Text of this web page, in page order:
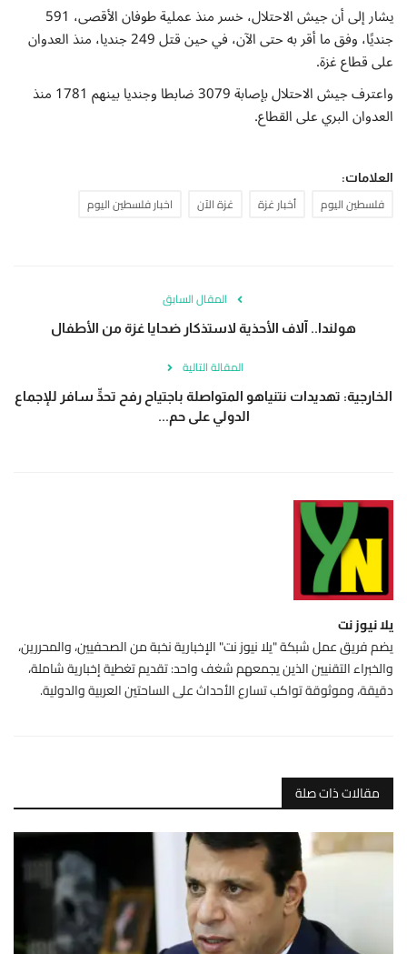
يشار إلى أن جيش الاحتلال، خسر منذ عملية طوفان الأقصى، 591
جنديًا، وفق ما أقر به حتى الآن، في حين قتل 249 جنديا، منذ العدوان
على قطاع غزة.
واعترف جيش الاحتلال بإصابة 3079 ضابطا وجنديا بينهم 1781 منذ
العدوان البري على القطاع.
العلامات:
فلسطين اليوم أخبار غزة غزة الآن اخبار فلسطين اليوم
المقال السابق
هولندا.. آلاف الأحذية لاستذكار ضحايا غزة من الأطفال
المقالة التالية
الخارجية: تهديدات نتنياهو المتواصلة باجتياح رفح تحدٍّ سافر للإجماع
الدولي على حم...
يلا نيوز نت
يضم فريق عمل شبكة "يلا نيوز نت" الإخبارية نخبة من الصحفيين، والمحررين،
والخبراء التقنيين الذين يجمعهم شغف واحد: تقديم تغطية إخبارية شاملة،
دقيقة، وموثوقة تواكب تسارع الأحداث على الساحتين العربية والدولية.
مقالات ذات صلة